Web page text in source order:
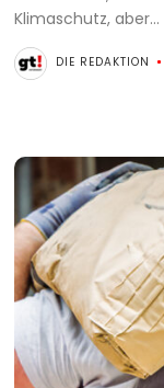
Klimaschutz, aber...
DIE REDAKTION